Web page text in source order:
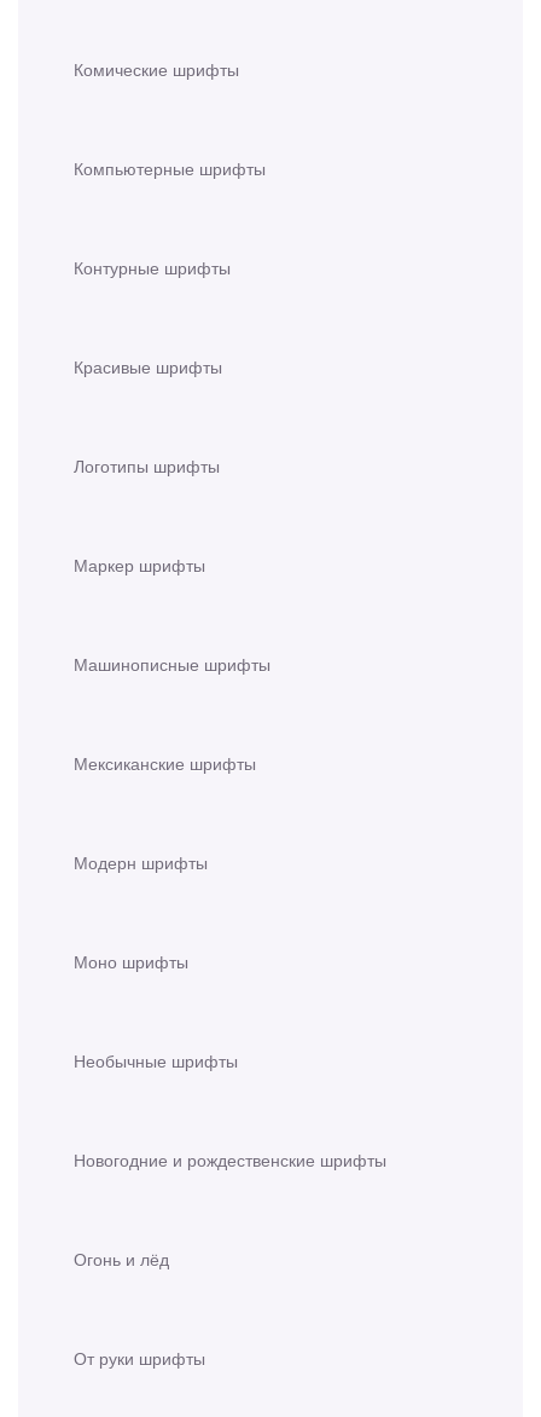
Комические шрифты
Компьютерные шрифты
Контурные шрифты
Красивые шрифты
Логотипы шрифты
Маркер шрифты
Машинописные шрифты
Мексиканские шрифты
Модерн шрифты
Моно шрифты
Необычные шрифты
Новогодние и рождественские шрифты
Огонь и лёд
От руки шрифты